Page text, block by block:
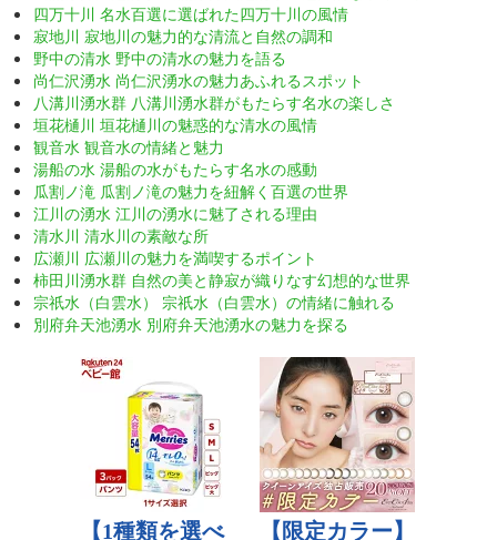
四万十川 名水百選に選ばれた四万十川の風情
寂地川 寂地川の魅力的な清流と自然の調和
野中の清水 野中の清水の魅力を語る
尚仁沢湧水 尚仁沢湧水の魅力あふれるスポット
八溝川湧水群 八溝川湧水群がもたらす名水の楽しさ
垣花樋川 垣花樋川の魅惑的な清水の風情
観音水 観音水の情緒と魅力
湯船の水 湯船の水がもたらす名水の感動
瓜割ノ滝 瓜割ノ滝の魅力を紐解く百選の世界
江川の湧水 江川の湧水に魅了される理由
清水川 清水川の素敵な所
広瀬川 広瀬川の魅力を満喫するポイント
柿田川湧水群 自然の美と静寂が織りなす幻想的な世界
宗祇水（白雲水） 宗祇水（白雲水）の情緒に触れる
別府弁天池湧水 別府弁天池湧水の魅力を探る